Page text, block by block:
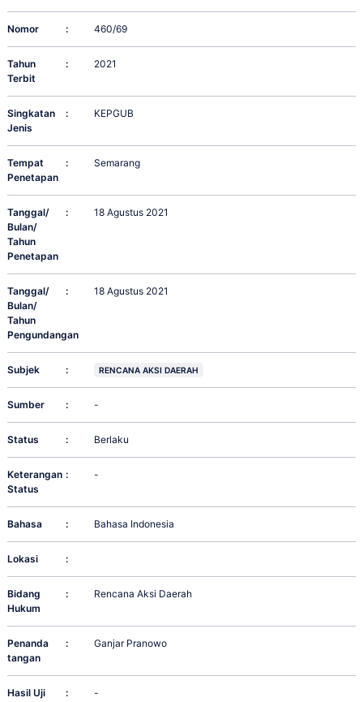
Nomor : 460/69
Tahun
Terbit
: 2021
Singkatan
Jenis
: KEPGUB
Tempat
Penetapan
: Semarang
Tanggal/
Bulan/
Tahun
Penetapan
: 18 Agustus 2021
Tanggal/
Bulan/
Tahun
Pengundangan
: 18 Agustus 2021
Subjek : RENCANA AKSI DAERAH
Sumber : -
Status : Berlaku
Keterangan
Status
: -
Bahasa : Bahasa Indonesia
Lokasi :
Bidang
Hukum
: Rencana Aksi Daerah
Penanda
tangan
: Ganjar Pranowo
Hasil Uji
: -